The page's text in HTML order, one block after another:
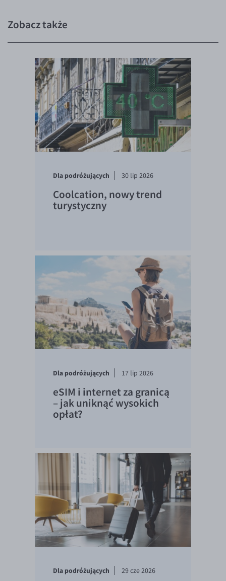
Zobacz także
Dla podróżujących 30 lip 2026
Coolcation, nowy trend
turystyczny
Dla podróżujących 17 lip 2026
eSIM i internet za granicą
– jak uniknąć wysokich
opłat?
Dla podróżujących 29 cze 2026